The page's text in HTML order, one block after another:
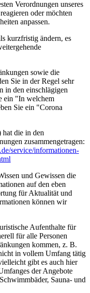
Verordnungen unseres
oder möchten
anpassen.
kurzfristig ändern, es
sowie die
Sie in der Regel sehr
in den einschlägigen
ein "In welchem
Sie ein "Corona
die in den
zusammengetragen:
­service/­informationen-
und Gewissen die
auf den eben
für Aktualität und
können wir
Aufenthalte für
für alle Personen
kommen, z. B.
in vollem Umfang tätig
gibt es auch hier
der Angebote
Sauna- und